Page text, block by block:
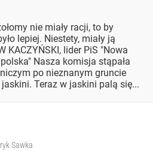
nie miały racji, to by
lepiej. Niestety, miały ją
KACZYŃSKI, lider PiS "Nowa
Nasza komisja stąpała
po nieznanym gruncie
Teraz w jaskini palą się...
Sawka